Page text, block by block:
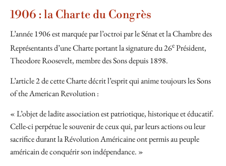
1906 : la Charte du Congrès
L’année 1906 est marquée par l’octroi par le Sénat et la Chambre des
Représentants d’une Charte portant la signature du 26ePrésident,
Theodore Roosevelt, membre des Sons depuis 1898.
L’article 2 de cette Charte décrit l’esprit qui anime toujours les Sons
of the American Revolution :
« L’objet de ladite association est patriotique, historique et éducatif.
Celle-ci perpétue le souvenir de ceux qui, par leurs actions ou leur
sacrifice durant la Révolution Américaine ont permis au peuple
américain de conquérir son indépendance. »